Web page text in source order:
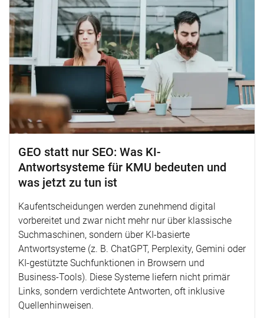
GEO statt nur SEO: Was KI-
Antwortsysteme für KMU bedeuten und
was jetzt zu tun ist
Kaufentscheidungen werden zunehmend digital
vorbereitet und zwar nicht mehr nur über klassische
Suchmaschinen, sondern über KI-basierte
Antwortsysteme (z. B. ChatGPT, Perplexity, Gemini oder
KI-gestützte Suchfunktionen in Browsern und
Business-Tools). Diese Systeme liefern nicht primär
Links, sondern verdichtete Antworten, oft inklusive
Quellenhinweisen.